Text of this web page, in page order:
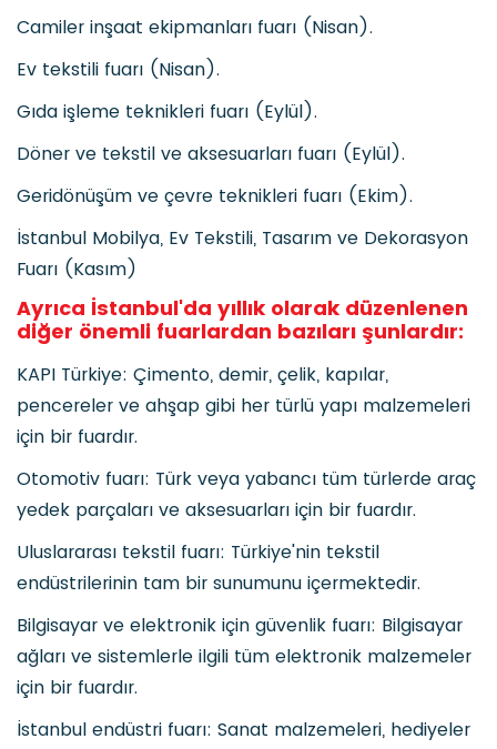
Camiler inşaat ekipmanları fuarı (Nisan).
Ev tekstili fuarı (Nisan).
Gıda işleme teknikleri fuarı (Eylül).
Döner ve tekstil ve aksesuarları fuarı (Eylül).
Geridönüşüm ve çevre teknikleri fuarı (Ekim).
İstanbul Mobilya, Ev Tekstili, Tasarım ve Dekorasyon
Fuarı (Kasım)
Ayrıca İstanbul'da yıllık olarak düzenlenen
diğer önemli fuarlardan bazıları şunlardır:
KAPI Türkiye: Çimento, demir, çelik, kapılar,
pencereler ve ahşap gibi her türlü yapı malzemeleri
için bir fuardır.
Otomotiv fuarı: Türk veya yabancı tüm türlerde araç
yedek parçaları ve aksesuarları için bir fuardır.
Uluslararası tekstil fuarı: Türkiye'nin tekstil
endüstrilerinin tam bir sunumunu içermektedir.
Bilgisayar ve elektronik için güvenlik fuarı: Bilgisayar
ağları ve sistemlerle ilgili tüm elektronik malzemeler
için bir fuardır.
İstanbul endüstri fuarı: Sanat malzemeleri, hediyeler